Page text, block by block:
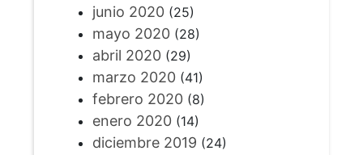
junio 2020(25)
mayo 2020(28)
abril 2020(29)
marzo 2020(41)
febrero 2020(8)
enero 2020(14)
diciembre 2019 (24)